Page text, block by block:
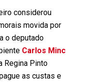
considerou
movida por
o deputado
Carlos Minc
Regina Pinto
as custas e